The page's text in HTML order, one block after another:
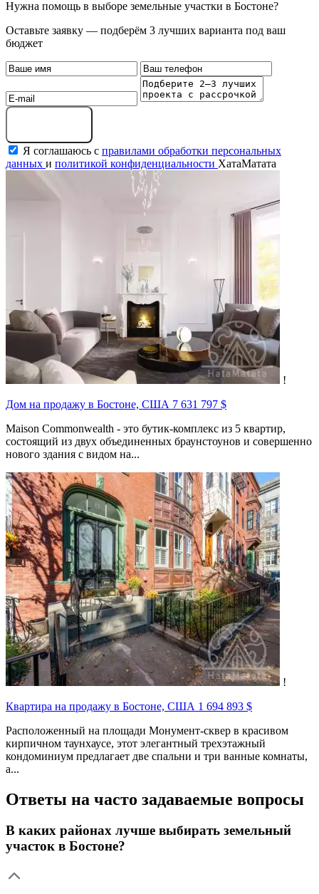
Нужна помощь в выборе земельные участки в Бостоне?
Оставьте заявку — подберём 3 лучших варианта под ваш
бюджет
Я соглашаюсь с правилами обработки персональных
данных и политикой конфиденциальности ХатаМатата
!
Дом на продажу в Бостоне, США 7 631 797 $
Maison Commonwealth - это бутик-комплекс из 5 квартир,
состоящий из двух объединенных браунстоунов и совершенно
нового здания с видом на...
!
Квартира на продажу в Бостоне, США 1 694 893 $
Расположенный на площади Монумент-сквер в красивом
кирпичном таунхаусе, этот элегантный трехэтажный
кондоминиум предлагает две спальни и три ванные комнаты,
а...
Ответы на часто задаваемые вопросы
В каких районах лучше выбирать земельный
участок в Бостоне?